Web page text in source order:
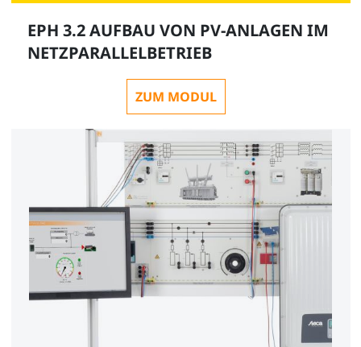
EPH 3.2 AUFBAU VON PV-ANLAGEN IM
NETZPARALLELBETRIEB
ZUM MODUL